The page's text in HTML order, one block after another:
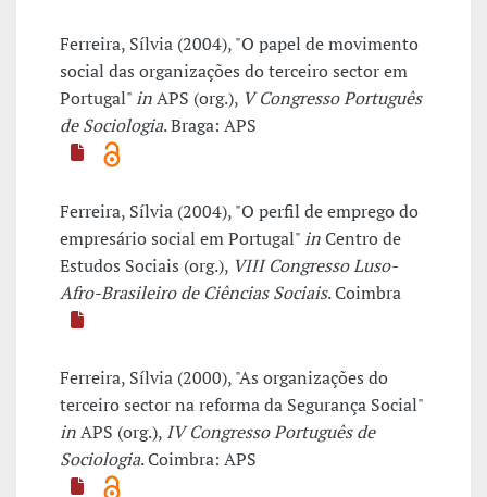
Ferreira, Sílvia (2004), "O papel de movimento
social das organizações do terceiro sector em
Portugal"inAPS (org.), V Congresso Português
de Sociologia. Braga: APS
Ferreira, Sílvia (2004), "O perfil de emprego do
empresário social em Portugal"inCentro de
Estudos Sociais (org.), VIII Congresso Luso-
Afro-Brasileiro de Ciências Sociais. Coimbra
Ferreira, Sílvia (2000), "As organizações do
terceiro sector na reforma da Segurança Social"
inAPS (org.), IV Congresso Português de
Sociologia. Coimbra: APS